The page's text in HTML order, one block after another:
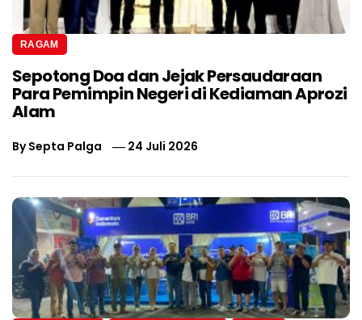
RAGAM
Sepotong Doa dan Jejak Persaudaraan
Para Pemimpin Negeri di Kediaman Aprozi
Alam
BySepta Palga 24 Juli 2026